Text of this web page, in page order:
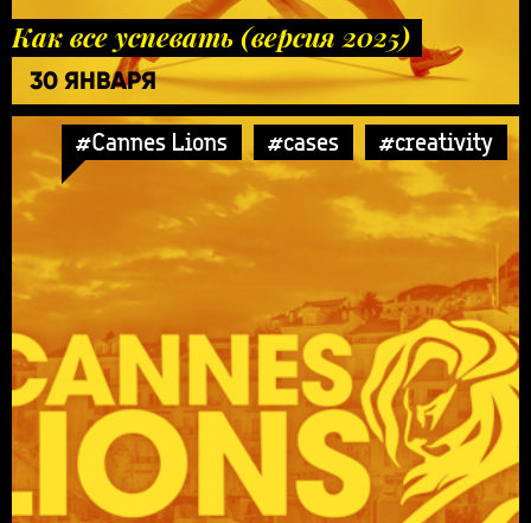
Как все успевать (версия 2025)
30 ЯНВАРЯ
#Cannes Lions #cases #creativity